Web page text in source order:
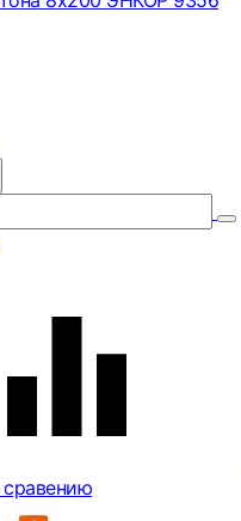
сравению